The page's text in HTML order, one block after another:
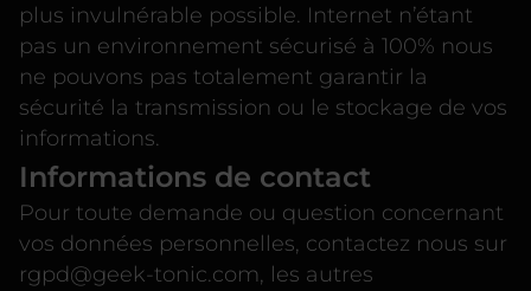
plus invulnérable possible. Internet n’étant
pas un environnement sécurisé à 100% nous
ne pouvons pas totalement garantir la
sécurité la transmission ou le stockage de vos
informations.
Informations de contact
Pour toute demande ou question concernant
vos données personnelles, contactez nous sur
rgpd@geek-tonic.com, les autres